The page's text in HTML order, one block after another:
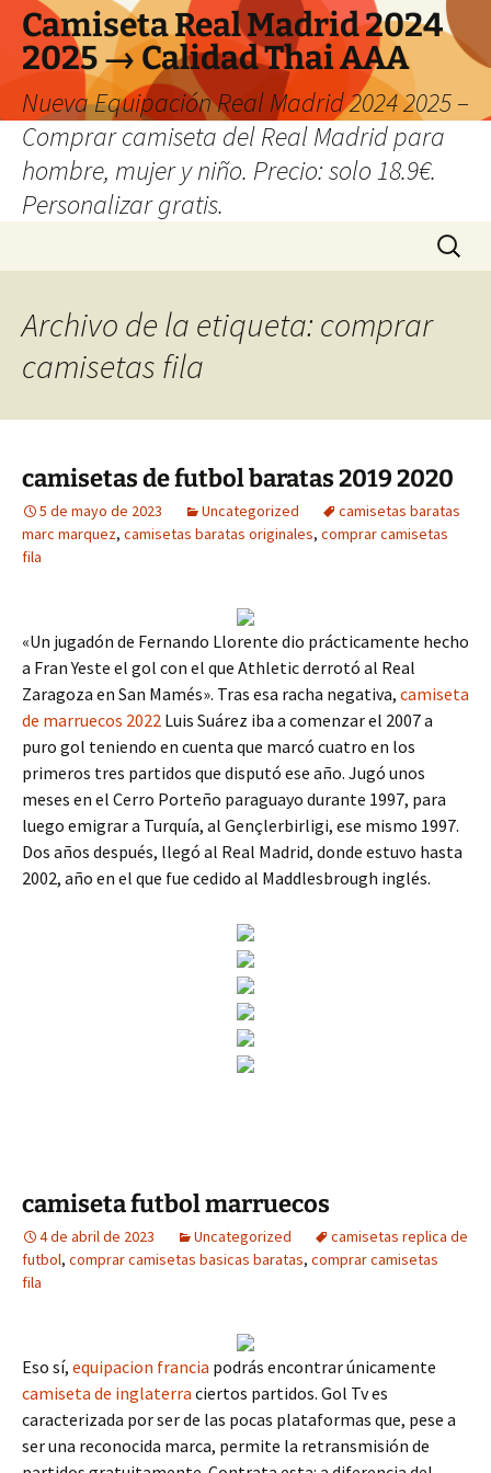
Camiseta Real Madrid 2024
2025 → Calidad Thai AAA
Nueva Equipación Real Madrid 2024 2025 –
Comprar camiseta del Real Madrid para
hombre, mujer y niño. Precio: solo 18.9€.
Personalizar gratis.
Buscar:
Archivo de la etiqueta: comprar
camisetas fila
camisetas de futbol baratas 2019 2020
5 de mayo de 2023 Uncategorized
camisetas baratas
marc marquez, camisetas baratas originales, comprar camisetas
fila
«Un jugadón de Fernando Llorente dio prácticamente hecho
a Fran Yeste el gol con el que Athletic derrotó al Real
Zaragoza en San Mamés». Tras esa racha negativa, camiseta
de marruecos 2022 Luis Suárez iba a comenzar el 2007 a
puro gol teniendo en cuenta que marcó cuatro en los
primeros tres partidos que disputó ese año. Jugó unos
meses en el Cerro Porteño paraguayo durante 1997, para
luego emigrar a Turquía, al Gençlerbirligi, ese mismo 1997.
Dos años después, llegó al Real Madrid, donde estuvo hasta
2002, año en el que fue cedido al Maddlesbrough inglés.
camiseta futbol marruecos
4 de abril de 2023 Uncategorized
camisetas replica de
futbol, comprar camisetas basicas baratas, comprar camisetas
fila
Eso sí, equipacion francia podrás encontrar únicamente
camiseta de inglaterra ciertos partidos. Gol Tv es
caracterizada por ser de las pocas plataformas que, pese a
ser una reconocida marca, permite la retransmisión de